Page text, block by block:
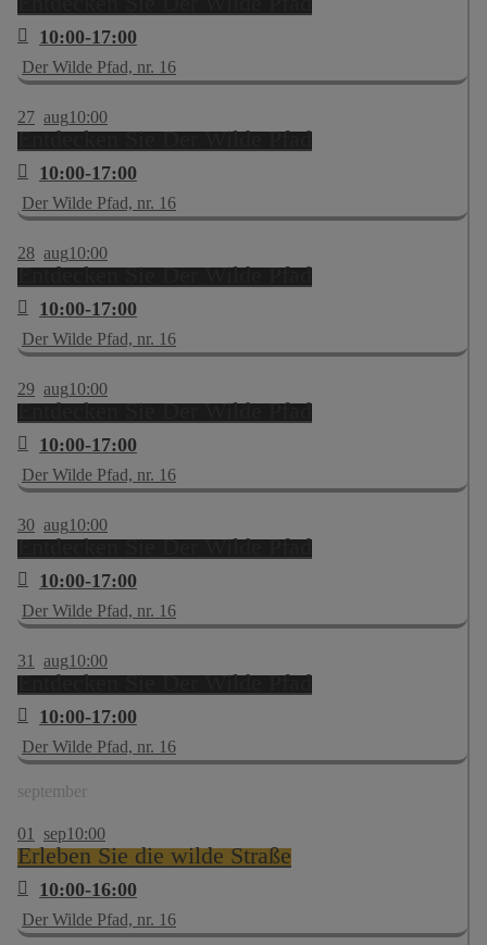
10:00-17:00
Der Wilde Pfad, nr. 16
27 aug10:00
Entdecken Sie Der Wilde Pfad
10:00-17:00
Der Wilde Pfad, nr. 16
28 aug10:00
Entdecken Sie Der Wilde Pfad
10:00-17:00
Der Wilde Pfad, nr. 16
29 aug10:00
Entdecken Sie Der Wilde Pfad
10:00-17:00
Der Wilde Pfad, nr. 16
30 aug10:00
Entdecken Sie Der Wilde Pfad
10:00-17:00
Der Wilde Pfad, nr. 16
31 aug10:00
Entdecken Sie Der Wilde Pfad
10:00-17:00
Der Wilde Pfad, nr. 16
september
01 sep10:00
Erleben Sie die wilde Straße
10:00-16:00
Der Wilde Pfad, nr. 16